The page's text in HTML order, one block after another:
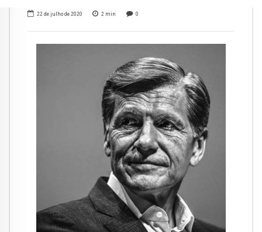
22 de julho de 2020 2 min 0